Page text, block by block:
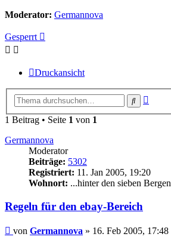
Moderator: Germannova
Gesperrt
Druckansicht
Suche
1 Beitrag • Seite 1 von 1
Germannova
Moderator
Beiträge: 5302
Registriert: 11. Jan 2005, 19:20
Wohnort: ...hinter den sieben Bergen
Regeln für den ebay-Bereich
Beitrag
von Germannova » 16. Feb 2005, 17:48